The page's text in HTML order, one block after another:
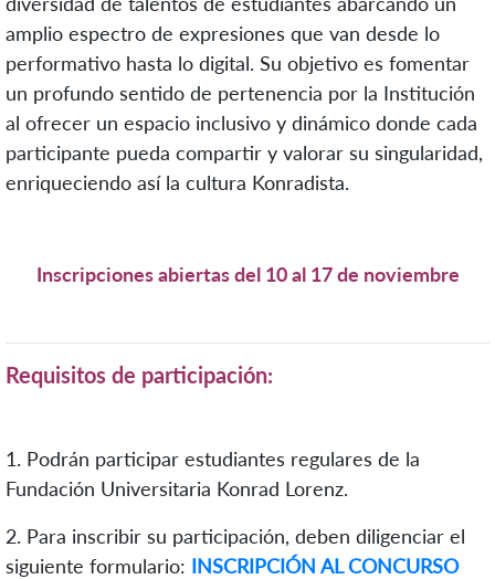
amplio espectro de expresiones que van desde lo
performativo hasta lo digital. Su objetivo es fomentar
un profundo sentido de pertenencia por la Institución
al ofrecer un espacio inclusivo y dinámico donde cada
participante pueda compartir y valorar su singularidad,
enriqueciendo así la cultura Konradista.
Inscripciones abiertas del 10 al 17 de noviembre
Requisitos de participación:
1. Podrán participar estudiantes regulares de la
Fundación Universitaria Konrad Lorenz.
2. Para inscribir su participación, deben diligenciar el
siguiente formulario: INSCRIPCIÓN AL CONCURSO